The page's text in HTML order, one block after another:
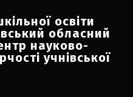
освіти
обласний
науково-
учнівської